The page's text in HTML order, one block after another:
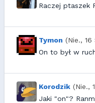
Raczej ptaszek
Tymon (Nie.,
On to był w
Korodzik (Nie.,
Jaki "on"?